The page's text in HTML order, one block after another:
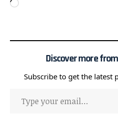
Discover more
Subscribe to get the latest